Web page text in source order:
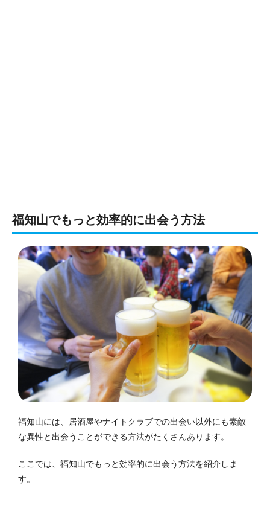
福知山でもっと効率的に出会う方法
福知山には、居酒屋やナイトクラブでの出会い以外にも素敵
な異性と出会うことができる方法がたくさんあります。
ここでは、福知山でもっと効率的に出会う方法を紹介しま
す。